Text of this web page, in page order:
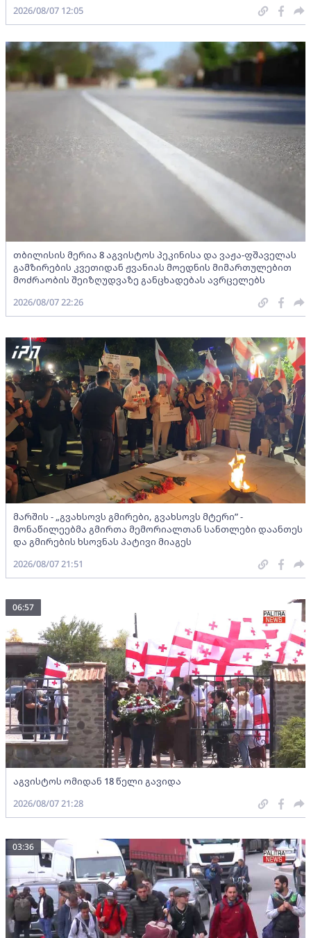
2026/08/07 12:05
თბილისის მერია 8 აგვისტოს პეკინისა და ვაჟა-ფშაველას
გამზირების კვეთიდან ჟვანიას მოედნის მიმართულებით
მოძრაობის შეიზღუდვაზე განცხადებას ავრცელებს
2026/08/07 22:26
მარშის - „გვახსოვს გმირები, გვახსოვს მტერი” -
მონაწილეებმა გმირთა მემორიალთან სანთლები დაანთეს
და გმირების ხსოვნას პატივი მიაგეს
2026/08/07 21:51
აგვისტოს ომიდან 18 წელი გავიდა
06:57
2026/08/07 21:28
03:36